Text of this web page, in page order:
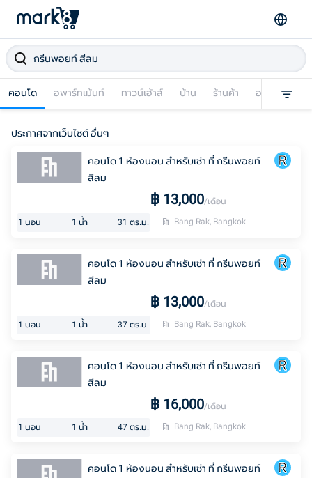
คอนโด อพาร์ทเม้นท์ ทาวน์เฮ้าส์ บ้าน ร้านค้า อาคารพาณิช
ประกาศจากเว็บไซต์ อื่นๆ
คอนโด 1 ห้องนอน สำหรับเช่า ที่ กรีนพอยท์
สีลม
฿ 13,000/เดือน
1 นอน 1 น้ำ 31 ตร.ม. Bang Rak, Bangkok
คอนโด 1 ห้องนอน สำหรับเช่า ที่ กรีนพอยท์
สีลม
฿ 13,000/เดือน
1 นอน 1 น้ำ 37 ตร.ม. Bang Rak, Bangkok
คอนโด 1 ห้องนอน สำหรับเช่า ที่ กรีนพอยท์
สีลม
฿ 16,000/เดือน
1 นอน 1 น้ำ 47 ตร.ม. Bang Rak, Bangkok
คอนโด 1 ห้องนอน สำหรับเช่า ที่ กรีนพอยท์